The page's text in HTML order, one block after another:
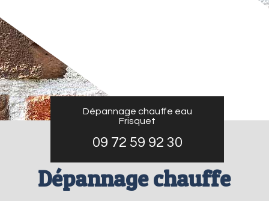
Dépannage chauffe eau
Frisquet
09 72 59 92 30
Dépannage chauffe